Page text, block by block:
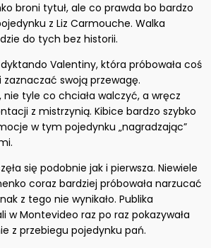
broni tytuł, ale co prawda bo bardzo
z Liz Carmouche. Walka
do tych bez historii.
Valentiny, która próbowała coś
swoją przewagę.
nie tyle co chciała walczyć, a wręcz
z mistrzynią. Kibice bardzo szybko
w tym pojedynku „nagradzając”
się podobnie jak i pierwsza. Niewiele
coraz bardziej próbowała narzucać
z tego nie wynikało. Publika
w Montevideo raz po raz pokazywała
z przebiegu pojedynku pań.